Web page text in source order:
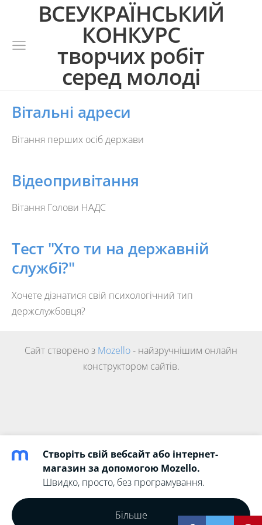
ВСЕУКРАЇНСЬКИЙ
КОНКУРС
творчих робіт
серед молоді
Вітальні адреси
Вітання перших осіб держави
Відеопривітання
Вітання Голови НАДС
Тест "Хто ти на державній
службі?"
Хочете дізнатися свій психологічний тип
держслужбовця?
Сайт створено з Mozello- найзручнішим онлайн
конструктором сайтів.
Створіть свій вебсайт або інтернет-
магазин за допомогою Mozello.
Швидко, просто, без програмування.
Більше